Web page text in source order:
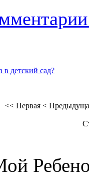
в детский сад?
<< Первая <